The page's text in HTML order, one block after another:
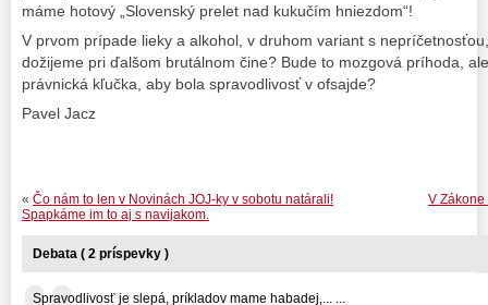
máme hotový „Slovenský prelet nad kukučím hniezdom“!
V prvom prípade lieky a alkohol, v druhom variant s
dožijeme pri ďalšom brutálnom čine? Bude to mozgová príhoda,
právnická kľučka, aby bola spravodlivosť v ofsajde?
Pavel Jacz
V
« Čo nám to len v Novinách JOJ-ky v sobotu natárali!
Spapkáme im to aj s navijakom.
Debata ( 2 príspevky )
Spravodlivosť je slepá, príkladov mame habadej,... ...